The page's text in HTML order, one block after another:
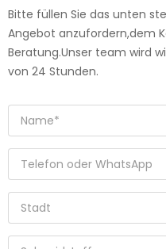
Bitte füllen Sie das unten
Angebot anzufordern,dem
Beratung.Unser team wird
von 24 Stunden.